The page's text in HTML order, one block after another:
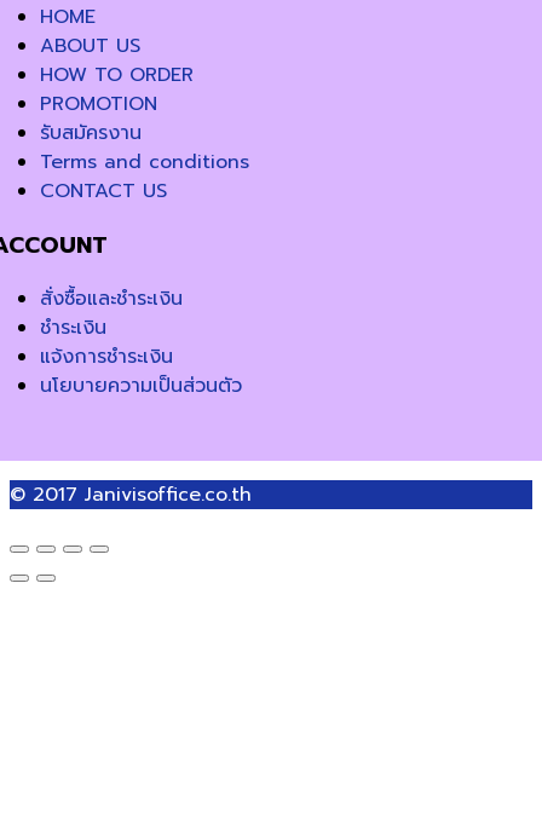
HOME
ABOUT US
HOW TO ORDER
PROMOTION
รับสมัครงาน
Terms and conditions
CONTACT US
สั่งซื้อและชำระเงิน
ชำระเงิน
แจ้งการชำระเงิน
นโยบายความเป็นส่วนตัว
© 2017 Janivisoffice.co.th